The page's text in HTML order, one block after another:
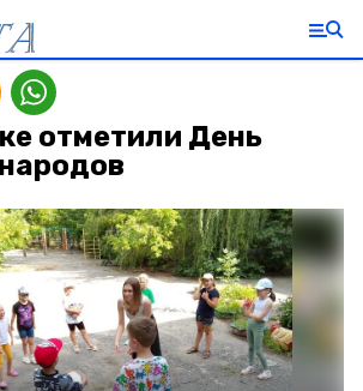
отметили День